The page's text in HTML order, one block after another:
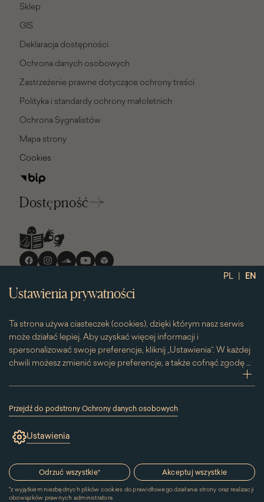
PL | EN
Ustawienia prywatności
Ta strona używa ciasteczek (cookies), dzięki którym nasz serwis
może działać lepiej. Aby uzyskać więcej informacji i
spersonalizować swoje preferencje, kliknij „Ustawienia”. W każdej
chwili możesz zmienić swoje preferencje, a także cofnąć zgodę na
używanie plików cookie. Możesz to zrobić, klikając na podstronę
„Cookies” znajdującą się w stopce.
Przesuwając suwak w prawą stronę aktywujesz zgodę na
konkretne ciasteczko. Przesuwając suwak w lewą stronę
wyłączasz taką zgodę.
Przejdź do podstrony Ochrony danych osobowych
(link
się
oknie)
Ustawienia
Odrzuć wszystkie*
*z wyjątkiem niezbędnych plików cookies do prawidłowego działania strony oraz realizacji
obowiązków prawnych administratora
Akceptuj wszystkie
Sklep
GIS
Deklaracja dostępności
Ochrona danych osobowych
Zastrzeżenie prawne dotyczące ochrony treści
Polityka i standardy ochrony małoletnich
Ochrona Sygnalistów
Mapa strony
Cookies
Dostępność
Media
społecznościowe